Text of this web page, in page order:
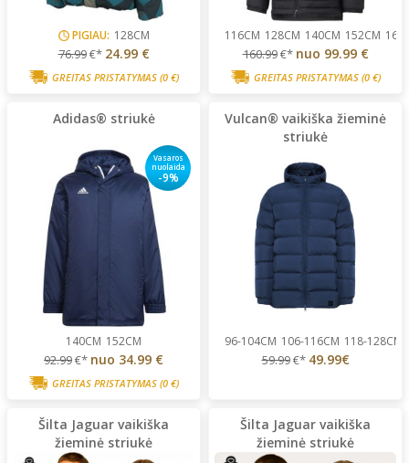
PIGIAU: 128CM
76.99€* 24.99 €
GREITAS PRISTATYMAS (0 €)
116CM 128CM 140CM 152CM
160.99€* nuo 99.99 €
GREITAS PRISTATYMAS (0 €)
Adidas® striukė
Vasaros
nuolaida
-9%
140CM 152CM
92.99€* nuo 34.99 €
GREITAS PRISTATYMAS (0 €)
Vulcan® vaikiška žieminė
striukė
96-104CM 106-116CM 118-128CM
59.99€* 49.99€
Šilta Jaguar vaikiška
žieminė striukė
Šilta Jaguar vaikiška
žieminė striukė